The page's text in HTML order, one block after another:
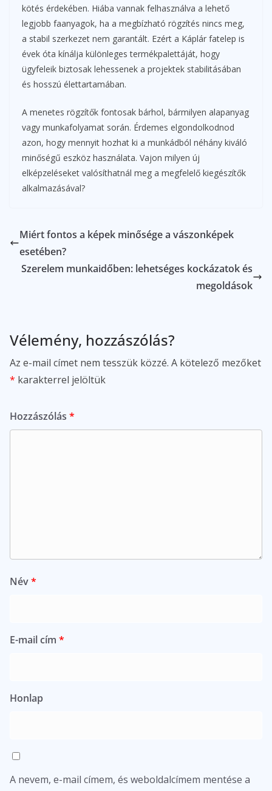
kötés érdekében. Hiába vannak felhasználva a lehető
legjobb faanyagok, ha a megbízható rögzítés nincs meg,
a stabil szerkezet nem garantált. Ezért a Káplár fatelep is
évek óta kínálja különleges termékpalettáját, hogy
ügyfeleik biztosak lehessenek a projektek stabilitásában
és hosszú élettartamában.
A menetes rögzítők fontosak bárhol, bármilyen alapanyag
vagy munkafolyamat során. Érdemes elgondolkodnod
azon, hogy mennyit hozhat ki a munkádból néhány kiváló
minőségű eszköz használata. Vajon milyen új
elképzeléseket valósíthatnál meg a megfelelő kiegészítők
alkalmazásával?
Miért fontos a képek minősége a vászonképek
esetében?
Szerelem munkaidőben: lehetséges kockázatok és
megoldások
Vélemény, hozzászólás?
Az e-mail címet nem tesszük közzé. A kötelező mezőket
* karakterrel jelöltük
Hozzászólás *
Név*
E-mail cím *
Honlap
A nevem, e-mail címem, és weboldalcímem mentése a